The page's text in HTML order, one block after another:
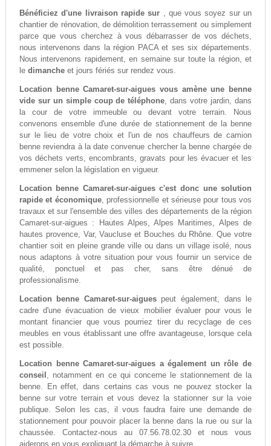
Bénéficiez d'une livraison rapide sur , que vous soyez sur un
chantier de rénovation, de démolition terrassement ou simplement
parce que vous cherchez à vous débarrasser de vos déchets,
nous intervenons dans la région PACA et ses six départements.
Nous intervenons rapidement, en semaine sur toute la région, et
le dimancheet jours fériés sur rendez vous.
Location benne Camaret-sur-aigues vous amène une benne
vide sur un simple coup de téléphone, dans votre jardin, dans
la cour de votre immeuble ou devant votre terrain. Nous
convenons ensemble d'une durée de stationnement de la benne
sur le lieu de votre choix et l'un de nos chauffeurs de camion
benne reviendra à la date convenue chercher la benne chargée de
vos déchets verts, encombrants, gravats pour les évacuer et les
emmener selon la législation en vigueur.
Location benne Camaret-sur-aigues c'est donc une solution
rapide et économique, professionnelle et sérieuse pour tous vos
travaux et sur l'ensemble des villes des départements de la région
Camaret-sur-aigues : Hautes Alpes, Alpes Maritimes, Alpes de
hautes provence, Var, Vaucluse et Bouches du Rhône. Que votre
chantier soit en pleine grande ville ou dans un village isolé, nous
nous adaptons à votre situation pour vous fournir un service de
qualité, ponctuel et pas cher, sans être dénué de
professionalisme.
Location benne Camaret-sur-aiguespeut également, dans le
cadre d'une évacuation de vieux mobilier évaluer pour vous le
montant financier que vous pourriez tirer du recyclage de ces
meubles en vous établissant une offre avantageuse, lorsque cela
est possible.
Location benne Camaret-sur-aigues a également un rôle de
conseil , notamment en ce qui concerne le stationnement de la
benne. En effet, dans certains cas vous ne pouvez stocker la
benne sur votre terrain et vous devez la stationner sur la voie
publique. Selon les cas, il vous faudra faire une demande de
stationnement pour pouvoir placer la benne dans la rue ou sur la
chaussée. Contactez-nous au 07.56.78.02.30 et nous vous
aiderons en vous expliquant la démarche à suivre.